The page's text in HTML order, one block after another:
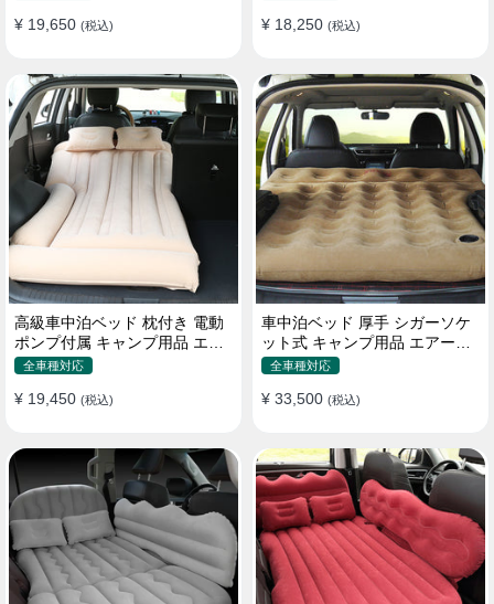
¥ 19,650 (税込) ¥ 18,250 (税込)
高級車中泊ベッド 枕付き 電動
ポンプ付属 キャンプ用品 エア
ーベッド 普通車 SUV
全車種対応
¥ 19,450 (税込)
車中泊ベッド 厚手 シガーソケ
ット式 キャンプ用品 エアーベ
ッド 収納袋付き 普通車 SUV適
全車種対応
¥ 33,500 (税込)